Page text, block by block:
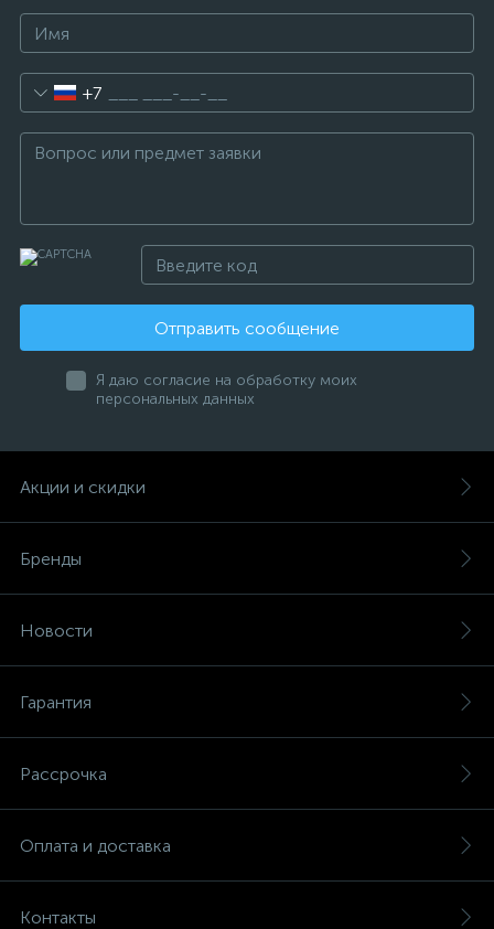
+7
Отправить сообщение
Я даю согласие на обработку моих
персональных данных
Акции и скидки
Бренды
Новости
Гарантия
Рассрочка
Оплата и доставка
Контакты